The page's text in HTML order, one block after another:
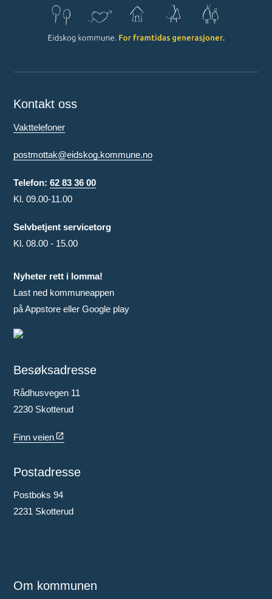
Kontakt oss
Vakttelefoner
postmottak@eidskog.kommune.no
Telefon:62 83 36 00
Kl. 09.00-11.00
Selvbetjent servicetorg
Kl. 08.00 - 15.00
Nyheter rett i lomma!
Last ned kommuneappen
på Appstore eller Google play
Besøksadresse
Rådhusvegen 11
2230 Skotterud
Finn veien
Postadresse
Postboks 94
2231 Skotterud
Om kommunen